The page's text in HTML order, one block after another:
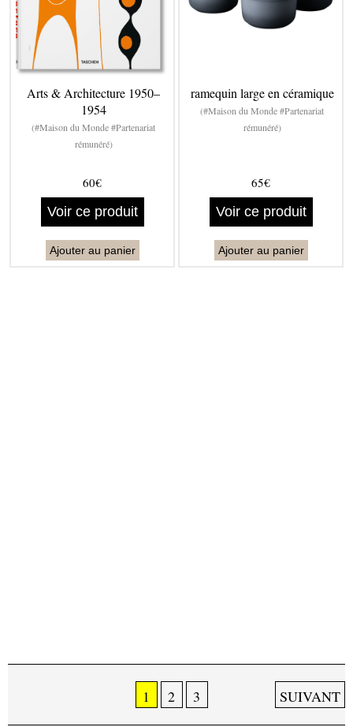
Arts & Architecture 1950–
1954
(#Maison du Monde #Partenariat
rémunéré)
60€
Voir ce produit
Ajouter au panier
ramequin large en céramique
(#Maison du Monde #Partenariat
rémunéré)
65€
Voir ce produit
Ajouter au panier
1 2 3 SUIVANT